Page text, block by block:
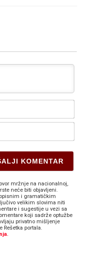
E-
mržnje na nacionalnoj,
neće biti objavljeni.
i gramatičkim
velikim slovima niti
i sugestije u vezi sa
koji sadrže optužbe
privatno mišljenje
Rešetka portala.